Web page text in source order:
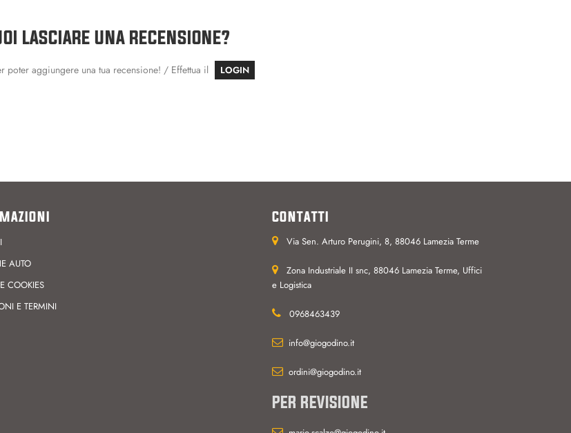
LASCIARE UNA RECENSIONE?
poter aggiungere una tua recensione! / Effettua il LOGIN
AUTO
COOKIES
E TERMINI
CONTATTI
Via Sen. Arturo Perugini, 8, 88046 Lamezia Terme
Zona Industriale II snc, 88046 Lamezia Terme, Uffici
e Logistica
0968463439
info@giogodino.it
ordini@giogodino.it
PER REVISIONE